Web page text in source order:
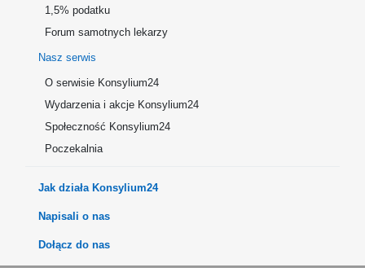
1,5% podatku
Forum samotnych lekarzy
Nasz serwis
O serwisie Konsylium24
Wydarzenia i akcje Konsylium24
Społeczność Konsylium24
Poczekalnia
Jak działa Konsylium24
Napisali o nas
Dołącz do nas